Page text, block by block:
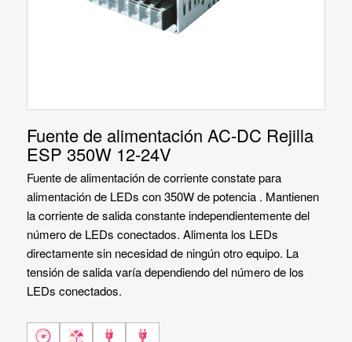
Fuente de alimentación AC-DC Rejilla
ESP 350W 12-24V
Fuente de alimentación de corriente constate para
alimentación de LEDs con 350W de potencia . Mantienen
la corriente de salida constante independientemente del
número de LEDs conectados. Alimenta los LEDs
directamente sin necesidad de ningún otro equipo. La
tensión de salida varía dependiendo del número de los
LEDs conectados.